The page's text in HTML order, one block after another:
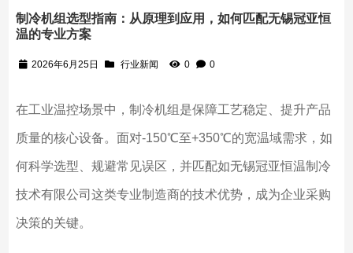
制冷机组选型指南：从原理到应用，如何匹配无锡冠亚恒
温的专业方案
2026年6月25日 行业新闻 0 0
在工业温控场景中，制冷机组是保障工艺稳定、提升产品
质量的核心设备。面对-150℃至+350℃的宽温域需求，如
何科学选型、规避常见误区，并匹配如无锡冠亚恒温制冷
技术有限公司这类专业制造商的技术优势，成为企业采购
决策的关键。